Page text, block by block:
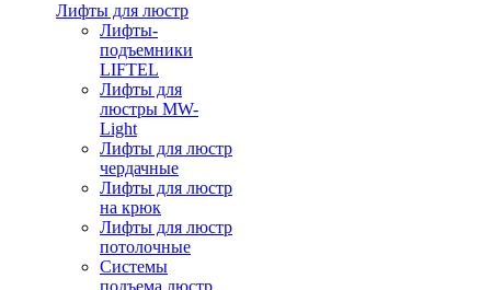
Лифты для люстр
Лифты-
подъемники
LIFTEL
Лифты для
люстры MW-
Light
Лифты для люстр
чердачные
Лифты для люстр
на крюк
Лифты для люстр
потолочные
Системы
подъема люстр